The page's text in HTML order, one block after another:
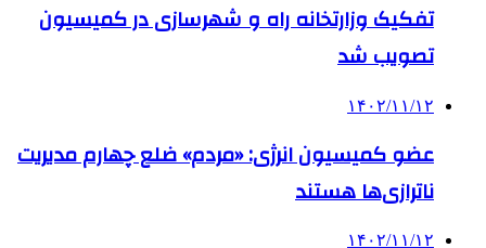
تفکیک وزارتخانه راه و شهرسازی در کمیسیون
تصویب شد
۱۴۰۲/۱۱/۱۲
عضو کمیسیون انرژی: «مردم» ضلع چهارم مدیریت
ناترازی‌ها هستند
۱۴۰۲/۱۱/۱۲